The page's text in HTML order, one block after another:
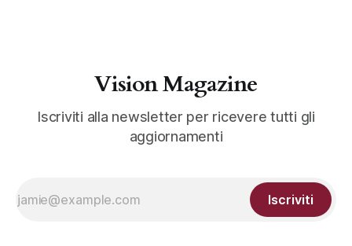
Vision Magazine
Iscriviti alla newsletter per ricevere tutti gli
aggiornamenti
Iscriviti